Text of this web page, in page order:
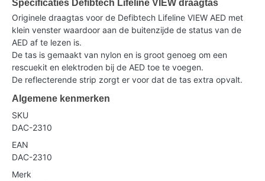
Specificaties Defibtech Lifeline VIEW draagtas
Originele draagtas voor de Defibtech Lifeline VIEW AED met
klein venster waardoor aan de buitenzijde de status van de
AED af te lezen is.
De tas is gemaakt van nylon en is groot genoeg om een
rescuekit en elektroden bij de AED toe te voegen.
De reflecterende strip zorgt er voor dat de tas extra opvalt.
Algemene kenmerken
SKU
DAC-2310
EAN
DAC-2310
Merk